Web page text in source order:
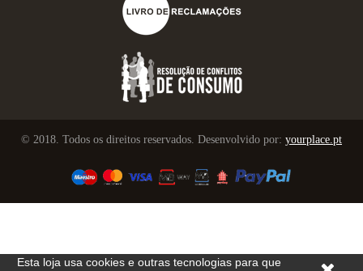
Esta loja usa cookies e outras tecnologias para que
© 2018. Todos os direitos reservados. Desenvolvido por: yourplace.pt